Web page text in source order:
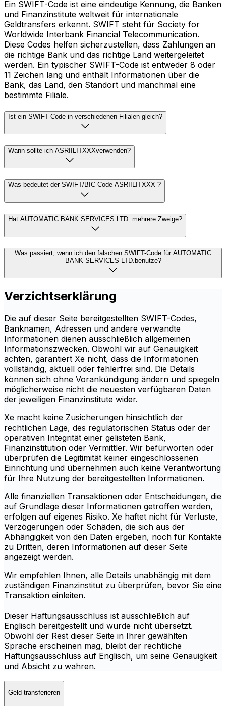
Ein SWIFT-Code ist eine eindeutige Kennung, die Banken
und Finanzinstitute weltweit für internationale
Geldtransfers erkennt. SWIFT steht für Society for
Worldwide Interbank Financial Telecommunication.
Diese Codes helfen sicherzustellen, dass Zahlungen an
die richtige Bank und das richtige Land weitergeleitet
werden. Ein typischer SWIFT-Code ist entweder 8 oder
11 Zeichen lang und enthält Informationen über die
Bank, das Land, den Standort und manchmal eine
bestimmte Filiale.
Ist ein SWIFT-Code in verschiedenen Filialen gleich?
Wann sollte ich ASRIILITXXXverwenden?
Was bedeutet der SWIFT/BIC-Code ASRIILITXXX ?
Hat AUTOMATIC BANK SERVICES LTD. mehrere Zweige?
Was passiert, wenn ich den falschen SWIFT-Code für AUTOMATIC
BANK SERVICES LTD.benutze?
Verzichtserklärung
Die auf dieser Seite bereitgestellten SWIFT-Codes,
Banknamen, Adressen und andere verwandte
Informationen dienen ausschließlich allgemeinen
Informationszwecken. Obwohl wir auf Genauigkeit
achten, garantiert Xe nicht, dass die Informationen
vollständig, aktuell oder fehlerfrei sind. Die Details
können sich ohne Vorankündigung ändern und spiegeln
möglicherweise nicht die neuesten verfügbaren Daten
der jeweiligen Finanzinstitute wider.
Xe macht keine Zusicherungen hinsichtlich der
rechtlichen Lage, des regulatorischen Status oder der
operativen Integrität einer gelisteten Bank,
Finanzinstitution oder Vermittler. Wir befürworten oder
überprüfen die Legitimität keiner eingeschlossenen
Einrichtung und übernehmen auch keine Verantwortung
für Ihre Nutzung der bereitgestellten Informationen.
Alle finanziellen Transaktionen oder Entscheidungen, die
auf Grundlage dieser Informationen getroffen werden,
erfolgen auf eigenes Risiko. Xe haftet nicht für Verluste,
Verzögerungen oder Schäden, die sich aus der
Abhängigkeit von den Daten ergeben, noch für Kontakte
zu Dritten, deren Informationen auf dieser Seite
angezeigt werden.
Wir empfehlen Ihnen, alle Details unabhängig mit dem
zuständigen Finanzinstitut zu überprüfen, bevor Sie eine
Transaktion einleiten.
Dieser Haftungsausschluss ist ausschließlich auf
Englisch bereitgestellt und wurde nicht übersetzt.
Obwohl der Rest dieser Seite in Ihrer gewählten
Sprache erscheinen mag, bleibt der rechtliche
Haftungsausschluss auf Englisch, um seine Genauigkeit
und Absicht zu wahren.
Geld transferieren